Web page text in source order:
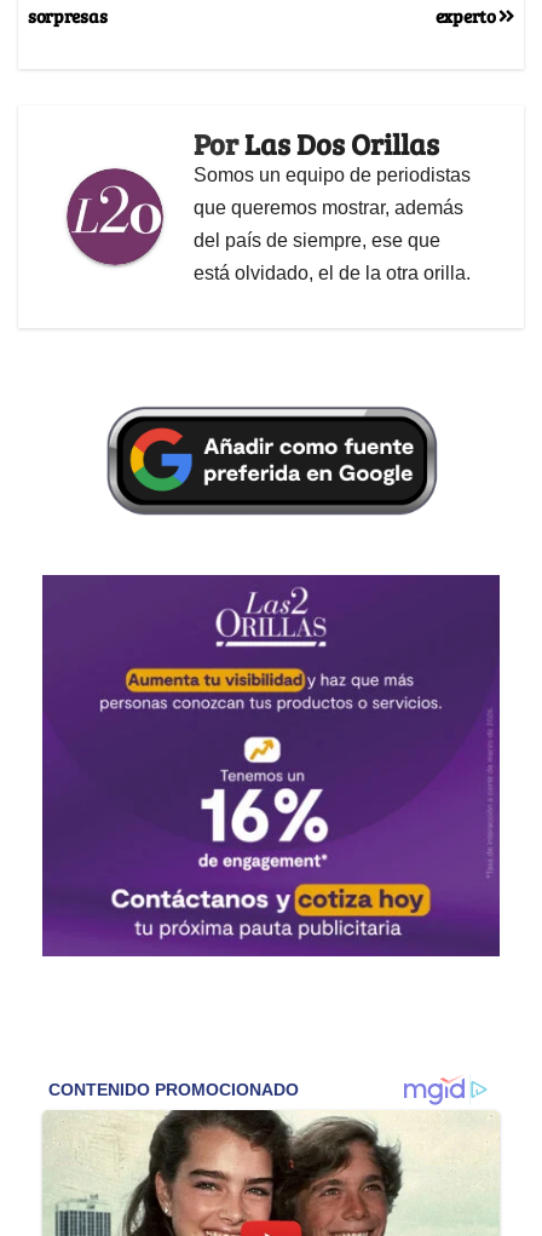
experto
sorpresas
PorLas Dos Orillas
Somos un equipo de periodistas
que queremos mostrar, además
del país de siempre, ese que
está olvidado, el de la otra orilla.